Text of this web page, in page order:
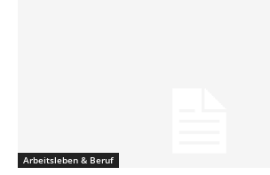
Arbeitsleben & Beruf